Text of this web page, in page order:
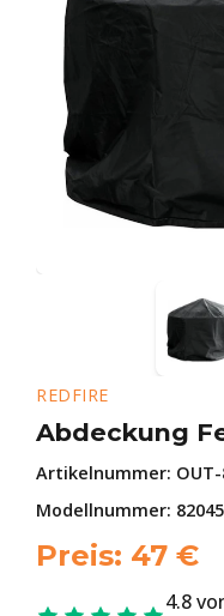
REDFIRE
Abdeckung
Artikelnummer:
Modellnummer: 82045
Preis: 47 €
4.8